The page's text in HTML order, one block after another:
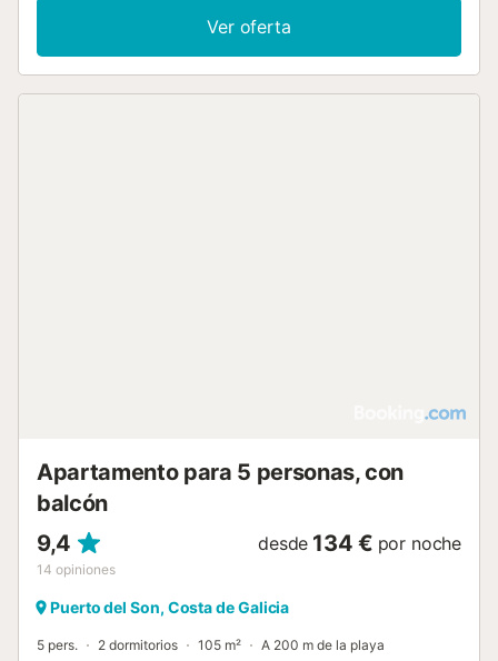
Ver oferta
Apartamento para 5 personas, con
balcón
9,4
14 opiniones
desde 134 € por noche
Puerto del Son, Costa de Galicia
5 pers. 2 dormitorios 105 m² A 200 m de la playa